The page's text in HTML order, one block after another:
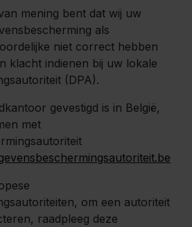
mening bent dat wij uw
als
niet correct hebben
klacht indienen bij uw lokale
(DPA).
gevestigd is in België,
met
om een autoriteit
raadpleeg deze